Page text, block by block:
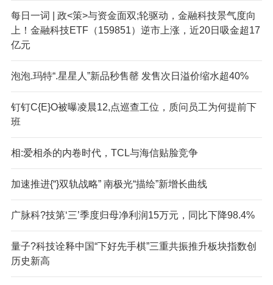
每日一词 | 政<策>与资金面双;轮驱动，金融科技景气度向
上！金融科技ETF（159851）逆市上涨，近20日吸金超17
亿元
泡泡.玛特“.星星人”新品秒售罄 发售次日溢价缩水超40%
钉钉C{E}O被曝凌晨12,点巡查工位，质问员工为何提前下
班
相:爱相杀的内卷时代，TCL与海信贴脸竞争
加速推进{“}双轨战略” 南极光“描绘”新增长曲线
广脉科?技第‘三’季度归母净利润15万元，同比下降98.4%
量子?科技诠释中国“下好先手棋”三重共振推升板块指数创
历史新高